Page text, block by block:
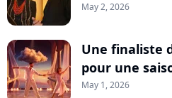
May 2, 2026
Une finaliste
pour une
May 1, 2026